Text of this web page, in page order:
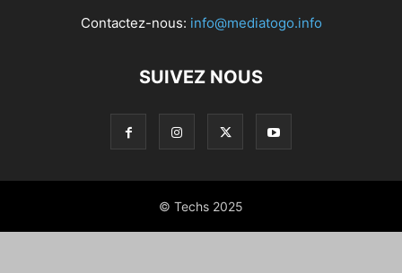
Contactez-nous: info@mediatogo.info
SUIVEZ NOUS
© Techs 2025